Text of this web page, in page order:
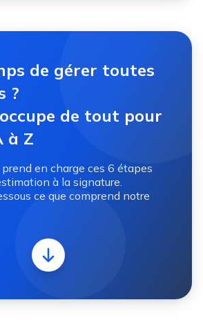
de gérer toutes
?
de tout pour
à Z
en charge ces 6 étapes
à la signature.
ce que comprend notre